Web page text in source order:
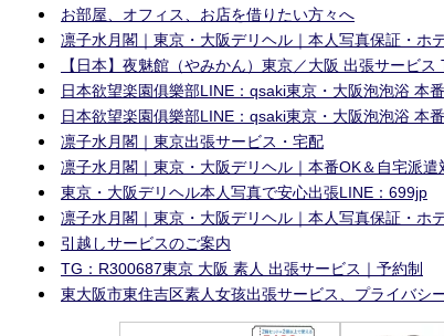
お部屋、オフィス、お店を借りたい方々へ
凛子水月閣｜東京・大阪デリヘル｜本人写真保証・ホ
【日本】夜魅館（やみかん）東京／大阪 出張サービ
日本欲望楽園俱樂部LINE：qsaki東京・大阪泡泡浴 本
日本欲望楽園俱樂部LINE：qsaki東京・大阪泡泡浴 本
凛子水月閣｜東京出張サービス・宅配
凛子水月閣｜東京・大阪デリヘル｜本番OK＆自宅派遣
東京・大阪デリヘル本人写真で安心出張LINE：699jp
凛子水月閣｜東京・大阪デリヘル｜本人写真保証・ホ
引越しサービスのご案内
TG：R300687東京 大阪 素人 出張サービス｜予約制
東大阪市東住吉区素人女孩出張サービス、プライバシ